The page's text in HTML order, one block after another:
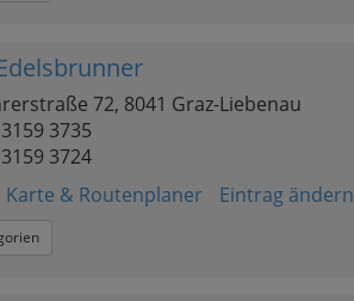
72, 8041 Graz-Liebenau
3735
3724
Karte & Routenplaner Eintrag ändern